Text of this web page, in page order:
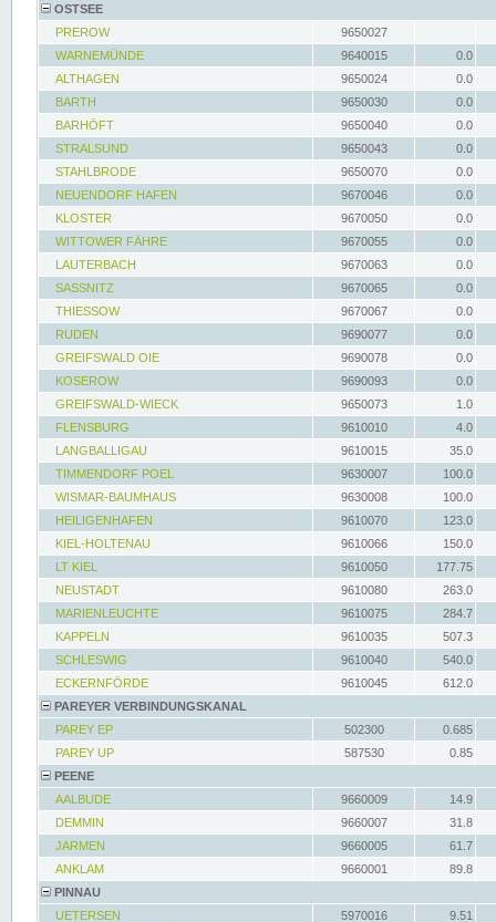
OSTSEE
PREROW
9650027
WARNEMÜNDE
9640015
0.0
ALTHAGEN
9650024
0.0
BARTH
9650030
0.0
BARHÖFT
9650040
0.0
STRALSUND
9650043
0.0
STAHLBRODE
9650070
0.0
NEUENDORF HAFEN
9670046
0.0
KLOSTER
9670050
0.0
WITTOWER FÄHRE
9670055
0.0
LAUTERBACH
9670063
0.0
SASSNITZ
9670065
0.0
THIESSOW
9670067
0.0
RUDEN
9690077
0.0
GREIFSWALD OIE
9690078
0.0
KOSEROW
9690093
0.0
GREIFSWALD-WIECK
9650073
1.0
FLENSBURG
9610010
4.0
LANGBALLIGAU
9610015
35.0
TIMMENDORF POEL
9630007
100.0
WISMAR-BAUMHAUS
9630008
100.0
HEILIGENHAFEN
9610070
123.0
KIEL-HOLTENAU
9610066
150.0
LT KIEL
9610050
177.75
NEUSTADT
9610080
263.0
MARIENLEUCHTE
9610075
284.7
KAPPELN
9610035
507.3
SCHLESWIG
9610040
540.0
ECKERNFÖRDE
9610045
612.0
PAREYER VERBINDUNGSKANAL
PAREY EP
502300
0.685
PAREY UP
587530
0.85
PEENE
AALBUDE
9660009
14.9
DEMMIN
9660007
31.8
JARMEN
9660005
61.7
ANKLAM
9660001
89.8
PINNAU
UETERSEN
5970016
9.51